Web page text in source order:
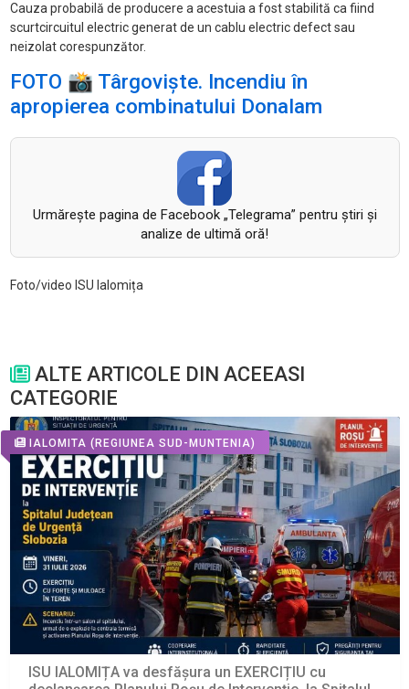
Cauza probabilă de producere a acestuia a fost stabilită ca fiind
scurtcircuitul electric generat de un cablu electric defect sau
neizolat corespunzător.
FOTO 📸 Târgoviște. Incendiu în
apropierea combinatului Donalam
Urmăreşte pagina de Facebook „Telegrama” pentru ştiri şi
analize de ultimă oră!
Foto/video ISU Ialomița
ALTE ARTICOLE DIN ACEEASI
CATEGORIE
IALOMITA (REGIUNEA SUD-MUNTENIA)
ISU IALOMIȚA va desfășura un EXERCIȚIU cu